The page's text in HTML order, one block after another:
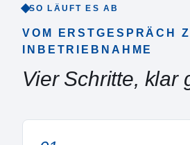
SO LÄUFT ES AB
VOM ERSTGESPRÄCH
INBETRIEBNAHME
Vier Schritte, klar